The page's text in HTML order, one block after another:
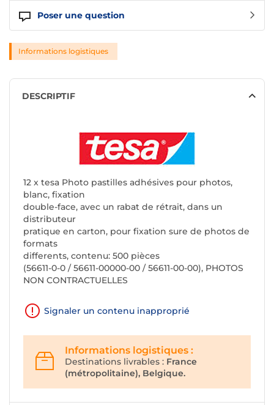
Poser une question
Informations logistiques
DESCRIPTIF
12 x tesa Photo pastilles adhésives pour photos,
blanc, fixation
double-face, avec un rabat de rétrait, dans un
distributeur
pratique en carton, pour fixation sure de photos de
formats
differents, contenu: 500 pièces
(56611-0-0 / 56611-00000-00 / 56611-00-00), PHOTOS
NON CONTRACTUELLES
Signaler un contenu inapproprié
Informations logistiques :
Destinations livrables : France
(métropolitaine), Belgique.